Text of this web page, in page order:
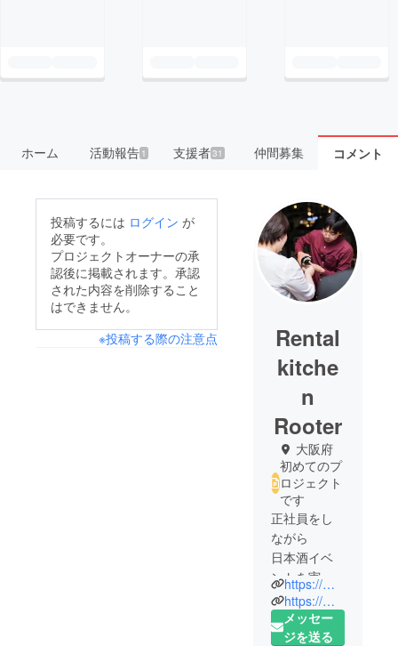
ホーム 活動報告1 支援者31 仲間募集 コメント
投稿するには ログイン が
必要です。
プロジェクトオーナーの承
認後に掲載されます。承認
された内容を削除すること
はできません。
※投稿する際の注意点
Rental
kitche
n
Rooter
大阪府
初めてのプ
ロジェクト
です
正社員をし
ながら
日本酒イベ
ントを実施
中
日本酒のっ
ちバルで検
https://m.facebook.com/profile.php?ref=bookmarks
https://m.facebook.com/pages/category/Bar/2281112612166046/
メッセー
ジを送る